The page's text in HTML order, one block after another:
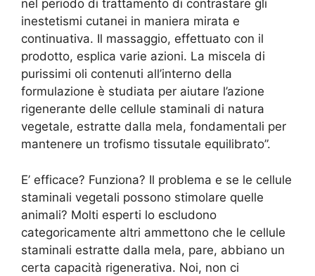
nel periodo di trattamento di contrastare gli
inestetismi cutanei in maniera mirata e
continuativa. Il massaggio, effettuato con il
prodotto, esplica varie azioni. La miscela di
purissimi oli contenuti all’interno della
formulazione è studiata per aiutare l’azione
rigenerante delle cellule staminali di natura
vegetale, estratte dalla mela, fondamentali per
mantenere un trofismo tissutale equilibrato”.
E’ efficace? Funziona? Il problema e se le cellule
staminali vegetali possono stimolare quelle
animali? Molti esperti lo escludono
categoricamente altri ammettono che le cellule
staminali estratte dalla mela, pare, abbiano un
certa capacità rigenerativa. Noi, non ci